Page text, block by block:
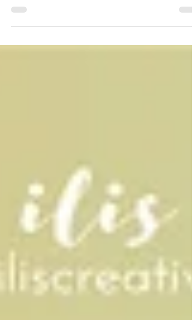
un wallpaper tutto autunnale 🍂 Un po' di colori